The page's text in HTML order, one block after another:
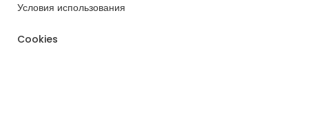
Условия использования
Cookies